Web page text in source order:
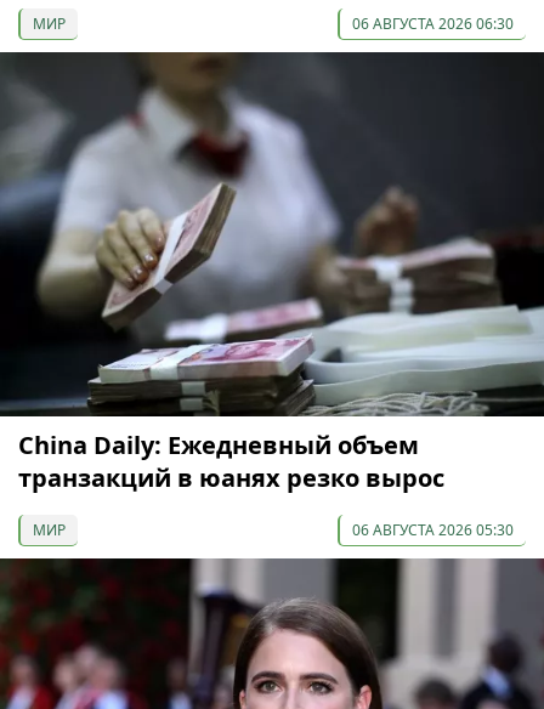
МИР 06 АВГУСТА 2026 06:30
China Daily: Ежедневный объем
транзакций в юанях резко вырос
МИР 06 АВГУСТА 2026 05:30